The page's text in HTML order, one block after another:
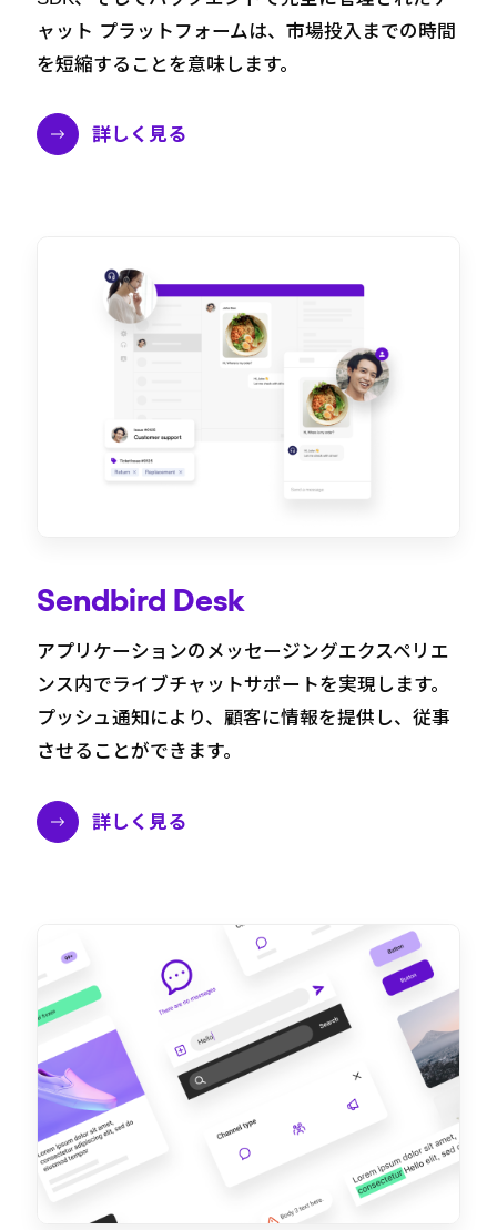
ャット プラットフォームは、市場投入までの時間
を短縮することを意味します。
詳しく見る
Sendbird Desk
アプリケーションのメッセージングエクスペリエ
ンス内でライブチャットサポートを実現します。
プッシュ通知により、顧客に情報を提供し、従事
させることができます。
詳しく見る